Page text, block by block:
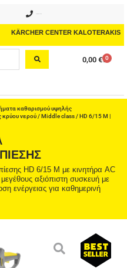
KÄRCHER CENTER KALOTERAKIS
0,00 € 0
Cart
καθαρισμού υψηλής
κρύου νερού/Middle class/ HD 6/15 M |
HD 6/15 M με κινητήρα AC
αξιόπιστη συσκευή με
ενέργειας για καθημερινή